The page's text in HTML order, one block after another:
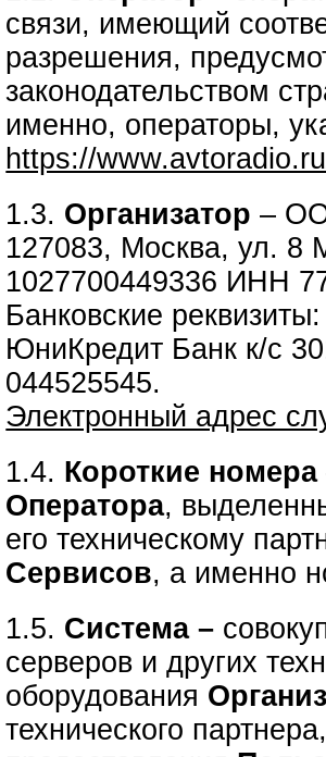
связи, имеющий
разрешения,
законодательством
именно, операторы,
https://
1.3. Организатор–
127083, Москва, ул. 8
1027700449336 ИНН
Банковские
ЮниКредит Банк к/с
044525545.
Электронный адрес
1.4. Короткие номера
Оператора,
его техническому
Сервисов, а именно
1.5. Система –
серверов и других
оборудования
технического